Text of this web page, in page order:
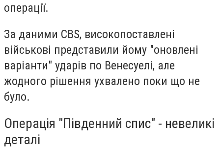
операції.
За даними CBS, високопоставлені
військові представили йому "оновлені
варіанти" ударів по Венесуелі, але
жодного рішення ухвалено поки що не
було.
Операція "Південний спис" - невеликі
деталі